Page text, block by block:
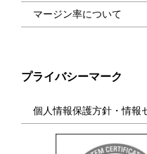
マージン率について
プライバシーマーク
個人情報保護方針・情報